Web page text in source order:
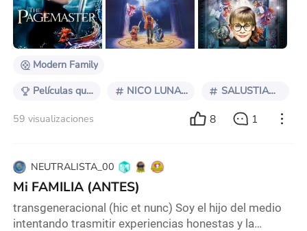
literal * Las interpretaciones de nuestra resonancia
individual son tan variadas como neuronas en el
cerebro y las paletas de colores--… cada uno con su
Modern Family
Películas que entendí al crecer NICO LUNA KiN 131 SALUSTIANO ZAVALIA
59 visualizaciones 8 1
NEUTRALISTA_00
Mi FAMILIA (ANTES)
transgeneracional (hic et nunc) Soy el hijo del medio
intentando trasmitir experiencias honestas y la